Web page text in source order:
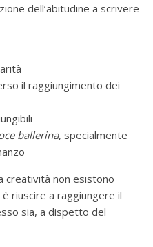
dell’abitudine a scrivere
il raggiungimento dei
ballerina, specialmente
creatività non esistono
riuscire a raggiungere il
sia, a dispetto del